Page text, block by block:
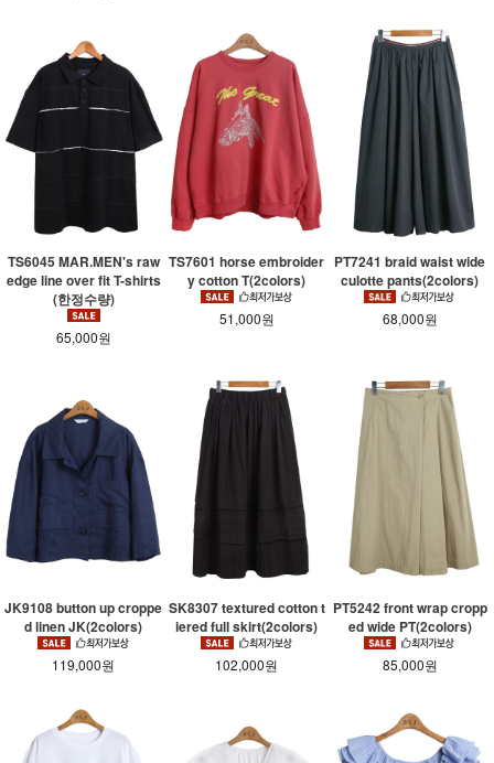
TS6045 MAR.MEN's raw
edge line over fit T-shirts
(한정수량)
65,000원
TS7601 horse embroider
y cotton T(2colors)
51,000원
PT7241 braid waist wide
culotte pants(2colors)
68,000원
JK9108 button up croppe
d linen JK(2colors)
119,000원
SK8307 textured cotton t
iered full skirt(2colors)
102,000원
PT5242 front wrap cropp
ed wide PT(2colors)
85,000원